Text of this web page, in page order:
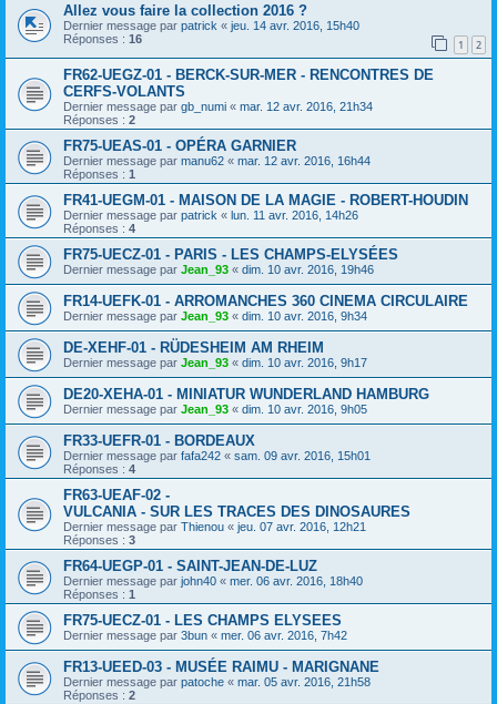
Allez vous faire la collection 2016 ?
Dernier message par patrick « jeu. 14 avr. 2016, 15h40
Réponses : 16 1 2
FR62-UEGZ-01 - BERCK-SUR-MER - RENCONTRES DE
CERFS-VOLANTS
Dernier message par gb_numi « mar. 12 avr. 2016, 21h34
Réponses : 2
FR75-UEAS-01 - OPÉRA GARNIER
Dernier message par manu62 « mar. 12 avr. 2016, 16h44
Réponses : 1
FR41-UEGM-01 - MAISON DE LA MAGIE - ROBERT-HOUDIN
Dernier message par patrick « lun. 11 avr. 2016, 14h26
Réponses : 4
FR75-UECZ-01 - PARIS - LES CHAMPS-ELYSÉES
Dernier message par Jean_93 « dim. 10 avr. 2016, 19h46
FR14-UEFK-01 - ARROMANCHES 360 CINEMA CIRCULAIRE
Dernier message par Jean_93 « dim. 10 avr. 2016, 9h34
DE-XEHF-01 - RÜDESHEIM AM RHEIM
Dernier message par Jean_93 « dim. 10 avr. 2016, 9h17
DE20-XEHA-01 - MINIATUR WUNDERLAND HAMBURG
Dernier message par Jean_93 « dim. 10 avr. 2016, 9h05
FR33-UEFR-01 - BORDEAUX
Dernier message par fafa242 « sam. 09 avr. 2016, 15h01
Réponses : 4
FR63-UEAF-02 -
VULCANIA - SUR LES TRACES DES DINOSAURES
Dernier message par Thienou « jeu. 07 avr. 2016, 12h21
Réponses : 3
FR64-UEGP-01 - SAINT-JEAN-DE-LUZ
Dernier message par john40 « mer. 06 avr. 2016, 18h40
Réponses : 1
FR75-UECZ-01 - LES CHAMPS ELYSEES
Dernier message par 3bun « mer. 06 avr. 2016, 7h42
FR13-UEED-03 - MUSÉE RAIMU - MARIGNANE
Dernier message par patoche « mar. 05 avr. 2016, 21h58
Réponses : 2